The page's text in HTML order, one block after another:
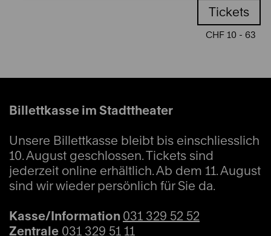
Tickets
CHF 10 - 63
Billettkasse im Stadttheater
Unsere Billettkasse bleibt bis einschliesslich
10. August geschlossen. Tickets sind
jederzeit online erhältlich. Ab dem 11. August
sind wir wieder persönlich für Sie da.
Kasse/Information 031 329 52 52
Zentrale 031 329 51 11